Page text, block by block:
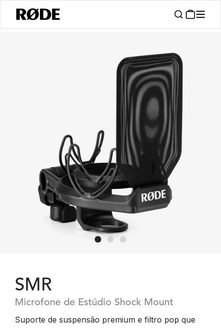
SMR
Microfone de Estúdio Shock Mount
Suporte de suspensão premium e filtro pop que